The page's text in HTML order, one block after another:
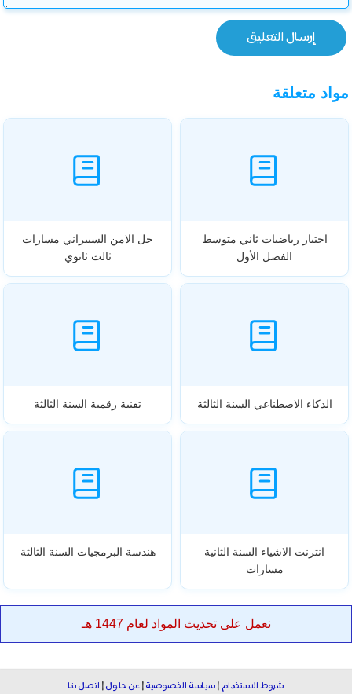
مواد متعلقة
اختبار رياضيات ثاني متوسط
الفصل الأول
حل الامن السيبراني مسارات
ثالث ثانوي
الذكاء الاصطناعي السنة الثالثة تقنية رقمية السنة الثالثة
انترنت الاشياء السنة الثانية
مسارات
هندسة البرمجيات السنة الثالثة
نعمل على تحديث المواد لعام 1447 هـ
شروط الاستخدام | سياسة الخصوصية | عن حلول | اتصل بنا